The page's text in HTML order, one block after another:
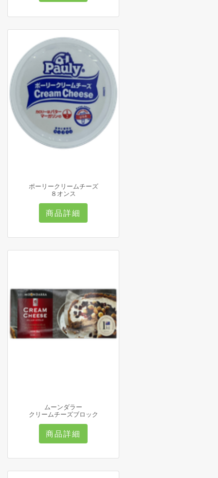
ポーリークリームチーズ
８オンス
商品詳細
ムーンダラー
クリームチーズブロック
商品詳細